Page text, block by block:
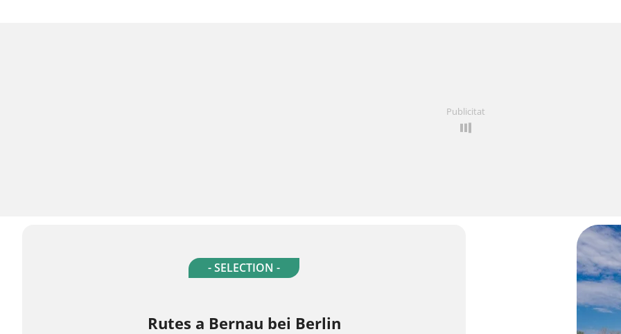
Publicitat
- SELECTION -
Rutes a Bernau bei Berlin